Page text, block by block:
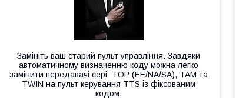
Замініть ваш старий пульт управління. Завдяки
автоматичному визначенню коду можна легко
замінити передавачі серії TOP (EE/NA/SA), TAM та
TWIN на пульт керування TTS із фіксованим
кодом.